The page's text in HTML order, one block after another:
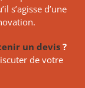
s’agisse d’une
un devis?
de votre